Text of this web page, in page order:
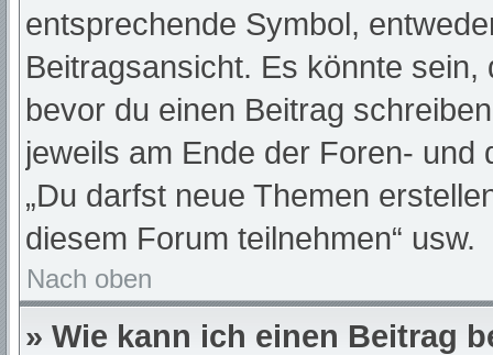
entsprechende Symbol,
Beitragsansicht. Es könnte
bevor du einen Beitrag
jeweils am Ende der Foren-
„Du darfst neue Themen
diesem Forum teilnehmen“ usw.
Nach oben
» Wie kann ich einen Beitrag